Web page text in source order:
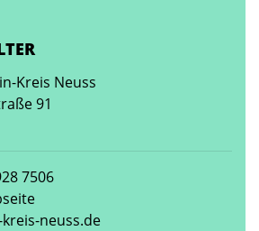
Kreis Neuss
91
7506
neuss.de